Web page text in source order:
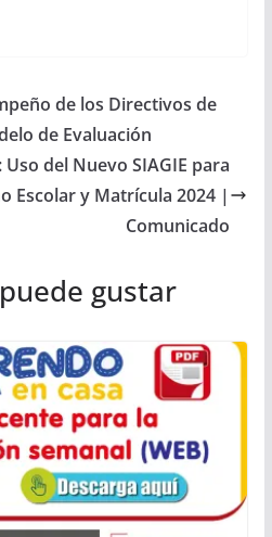
de los Directivos de
de Evaluación
Uso del Nuevo SIAGIE para
Escolar y Matrícula 2024 |
Comunicado
gustar